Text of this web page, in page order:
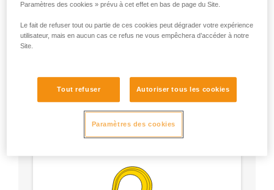
Sûreté du verrouillage
Paramètres des cookies » prévu à cet effet en bas de page du Site.
Le fait de refuser tout ou partie de ces cookies peut dégrader votre expérience
utilisateur, mais en aucun cas ce refus ne vous empêchera d’accéder à notre
Site.
Tout refuser Autoriser tous les cookies
Paramètres des cookies